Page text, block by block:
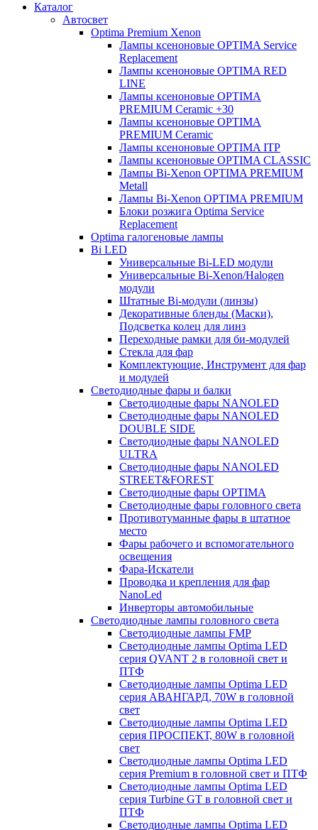
Каталог
Автосвет
Optima Premium Xenon
Лампы ксеноновые OPTIMA Service
Replacement
Лампы ксеноновые OPTIMA RED
LINE
Лампы ксеноновые OPTIMA
PREMIUM Ceramic +30
Лампы ксеноновые OPTIMA
PREMIUM Ceramic
Лампы ксеноновые OPTIMA ITP
Лампы ксеноновые OPTIMA CLASSIC
Лампы Bi-Xenon OPTIMA PREMIUM
Metall
Лампы Bi-Xenon OPTIMA PREMIUM
Блоки розжига Optima Service
Replacement
Optima галогеновые лампы
Bi LED
Универсальные Bi-LED модули
Универсальные Bi-Xenon/Halogen
модули
Штатные Bi-модули (линзы)
Декоративные бленды (Маски),
Подсветка колец для линз
Переходные рамки для би-модулей
Стекла для фар
Комплектующие, Инструмент для фар
и модулей
Светодиодные фары и балки
Светодиодные фары NANOLED
Светодиодные фары NANOLED
DOUBLE SIDE
Светодиодные фары NANOLED
ULTRA
Светодиодные фары NANOLED
STREET&FOREST
Светодиодные фары OPTIMA
Светодиодные фары головного света
Противотуманные фары в штатное
место
Фары рабочего и вспомогательного
освещения
Фара-Искатели
Проводка и крепления для фар
NanoLed
Инверторы автомобильные
Светодиодные лампы головного света
Светодиодные лампы FMP
Светодиодные лампы Optima LED
серия QVANT 2 в головной свет и
ПТФ
Светодиодные лампы Optima LED
серия АВАНГАРД, 70W в головной
свет
Светодиодные лампы Optima LED
серия ПРОСПЕКТ, 80W в головной
свет
Светодиодные лампы Optima LED
серия Premium в головной свет и ПТФ
Светодиодные лампы Optima LED
серия Turbine GT в головной свет и
ПТФ
Светодиодные лампы Optima LED